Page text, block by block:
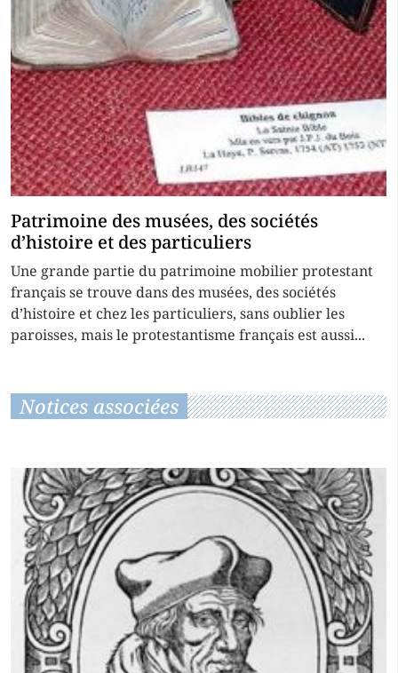
Patrimoine des musées, des sociétés
d’histoire et des particuliers
Une grande partie du patrimoine mobilier protestant
français se trouve dans des musées, des sociétés
d’histoire et chez les particuliers, sans oublier les
paroisses, mais le protestantisme français est aussi...
Notices associées